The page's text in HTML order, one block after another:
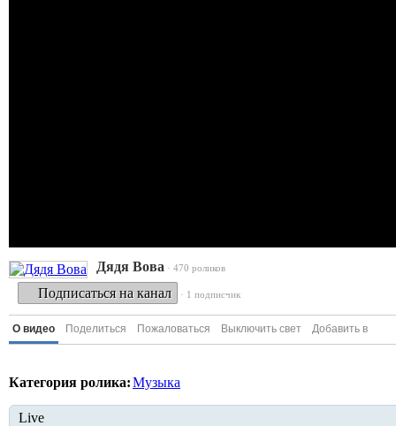
Дядя Вова · 470 роликов
Подписаться на канал · 1 подписчик
О видео Поделиться Пожаловаться Выключить свет Добавить в
Категория ролика:Музыка
Live